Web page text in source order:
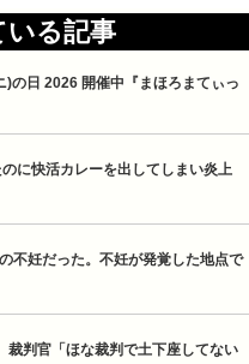
いる記事
)の日 2026 開催中『まほろまてぃっ
に快活カレーを出してしまい炎上
不妊だった。不妊が発覚した地点で
裁判官「ほな裁判で土下座してない